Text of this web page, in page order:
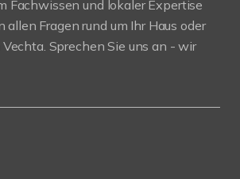
Fachwissen und lokaler Expertise
allen Fragen rund um Ihr Haus oder
Sprechen Sie uns an - wir